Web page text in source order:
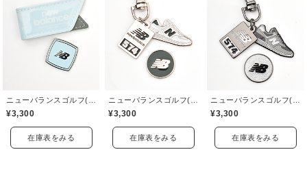
¥3,300
在庫表をみる
¥3,300
在庫表をみる
¥3,300
在庫表をみる